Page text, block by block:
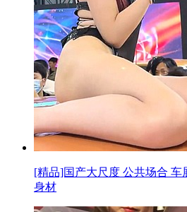
[精品]国产大尺度 公共场合 车
身材